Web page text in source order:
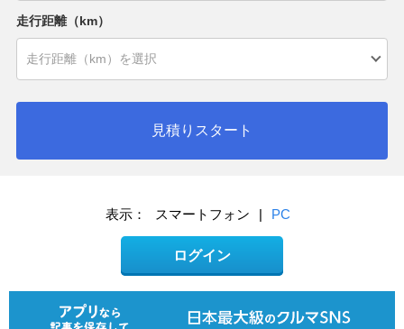
走行距離（km）
見積りスタート
表示： スマートフォン | PC
ログイン